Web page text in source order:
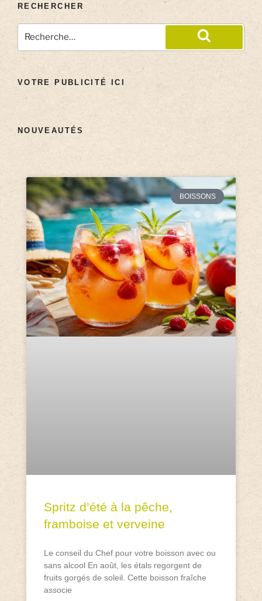
RECHERCHER
VOTRE PUBLICITÉ ICI
NOUVEAUTÉS
BOISSONS
Spritz d’été à la pêche,
framboise et verveine
Le conseil du Chef pour votre boisson avec ou
sans alcool En août, les étals regorgent de
fruits gorgés de soleil. Cette boisson fraîche
associe